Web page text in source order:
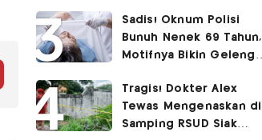
Korban di Kontrakan
Sadis! Oknum Polisi
Bunuh Nenek 69 Tahun,
Motifnya Bikin Geleng
Tragis! Dokter Alex
Tewas Mengenaskan di
Samping RSUD Siak